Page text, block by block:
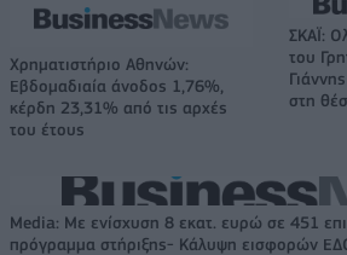
Χρηματιστήριο Αθηνών:
Εβδομαδιαία άνοδος 1,76%,
κέρδη 23,31% από τις αρχές
του έτους
ΣΚΑΪ:
του
στη
Media: Με ενίσχυση 8 εκατ. ευρώ σε 451
πρόγραμμα στήριξης- Κάλυψη εισφορών